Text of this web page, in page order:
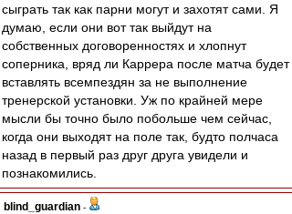
сыграть так как парни могут и захотят сами. Я
думаю, если они вот так выйдут на
собственных договоренностях и хлопнут
соперника, вряд ли Каррера после матча будет
вставлять всемпездян за не выполнение
тренерской установки. Уж по крайней мере
мысли бы точно было побольше чем сейчас,
когда они выходят на поле так, будто полчаса
назад в первый раз друг друга увидели и
познакомились.
blind_guardian -